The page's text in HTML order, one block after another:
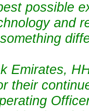
possible
and
Emirates,
their